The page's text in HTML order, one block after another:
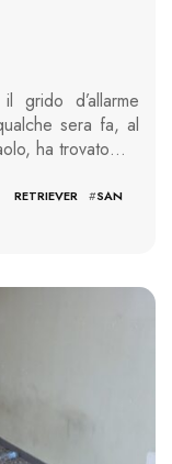
grido d’allarme
sera fa, al
ha trovato…
#SAN